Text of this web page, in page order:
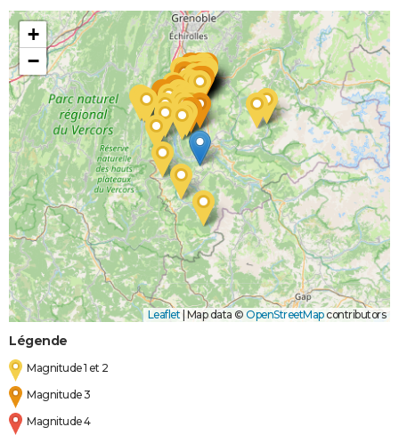
+
−
Leaflet Map data © OpenStreetMapcontributors
Légende
Magnitude 1 et 2
Magnitude 3
Magnitude 4